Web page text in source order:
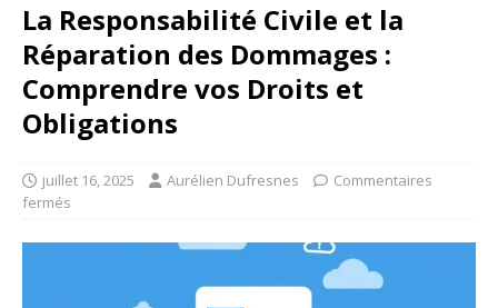
La Responsabilité Civile et la
Réparation des Dommages :
Comprendre vos Droits et
Obligations
juillet 16, 2025 Aurélien Dufresnes
Commentaires
fermés